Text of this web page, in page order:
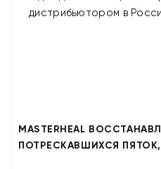
MASTERHEAL
ПОТРЕСКАВШИХСЯ ПЯТОК,